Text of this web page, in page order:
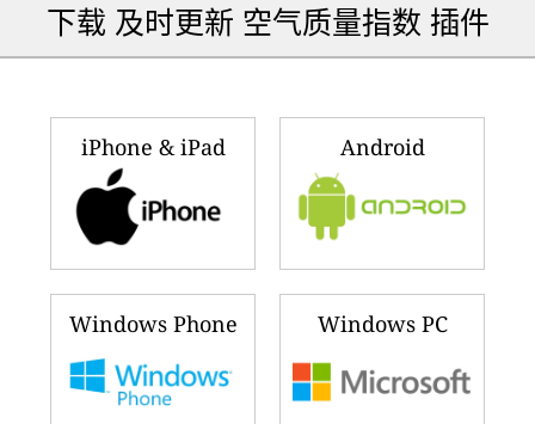
下载 及时更新 空气质量指数 插件
iPhone & iPad Android
Windows Phone Windows PC